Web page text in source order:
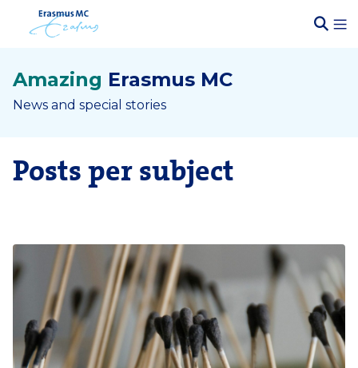
Amazing Erasmus MC
News and special stories
Posts per subject